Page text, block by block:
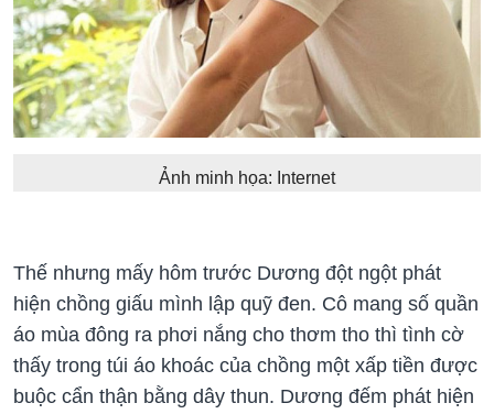
Ảnh minh họa: Internet
Thế nhưng mấy hôm trước Dương đột ngột phát
hiện chồng giấu mình lập quỹ đen. Cô mang số quần
áo mùa đông ra phơi nắng cho thơm tho thì tình cờ
thấy trong túi áo khoác của chồng một xấp tiền được
buộc cẩn thận bằng dây thun. Dương đếm phát hiện